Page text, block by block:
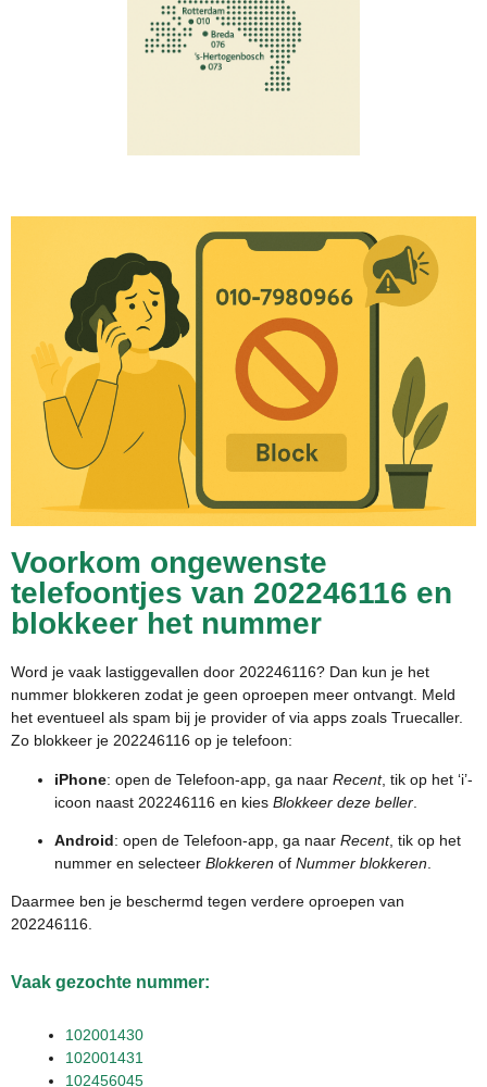
Voorkom ongewenste
telefoontjes van 202246116 en
blokkeer het nummer
Word je vaak lastiggevallen door 202246116? Dan kun je het
nummer blokkeren zodat je geen oproepen meer ontvangt. Meld
het eventueel als spam bij je provider of via apps zoals Truecaller.
Zo blokkeer je 202246116 op je telefoon:
iPhone: open de Telefoon-app, ga naar Recent, tik op het ‘i’-
icoon naast 202246116 en kies Blokkeer deze beller
Android: open de Telefoon-app, ga naar Recent, tik op het
nummer en selecteer Blokkeren of Nummer blokkeren
Daarmee ben je beschermd tegen verdere oproepen van
202246116.
Vaak gezochte nummer:
102001430
102001431
102456045